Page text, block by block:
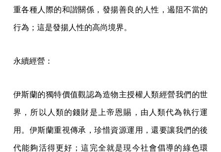
重各種人際的和諧關係，發揚善良的人性，遏阻不當的
行為；這是發揚人性的高尚境界。
永續經營：
伊斯蘭的獨特價值觀認為造物主授權人類經營我們的世
界，所以人類的錢財是上帝恩賜，由人類代為執行運
用。伊斯蘭重視傳承，珍惜資源運用，還要讓我們的後
代能夠活得更好；這完全就是現今社會倡導的綠色環